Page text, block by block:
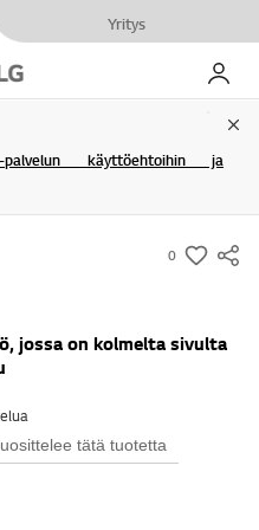
Yritys
My LG
käyttöehtoihin ja
0
s
m
jossa on kolmelta sivulta
tätä tuotetta